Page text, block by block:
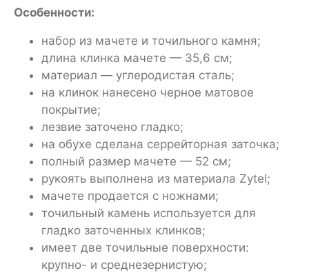
Особенности:
набор из мачете и точильного камня;
длина клинка мачете — 35,6 см;
материал — углеродистая сталь;
на клинок нанесено черное матовое
покрытие;
лезвие заточено гладко;
на обухе сделана серрейторная заточка;
полный размер мачете — 52 см;
рукоять выполнена из материала Zytel;
мачете продается с ножнами;
точильный камень используется для
гладко заточенных клинков;
имеет две точильные поверхности:
крупно- и среднезернистую;